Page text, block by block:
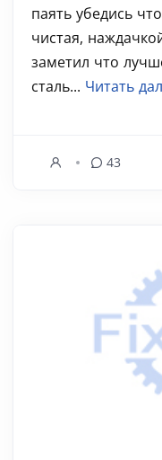
паять убедись
чистая,
заметил что
сталь... Читать
43